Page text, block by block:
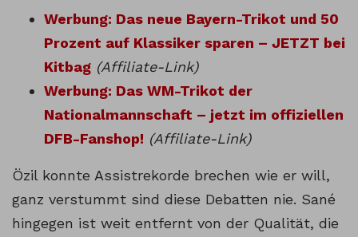
Werbung: Das neue Bayern-Trikot und 50
Prozent auf Klassiker sparen – JETZT bei
Kitbag (Affiliate-Link)
Werbung: Das WM-Trikot der
Nationalmannschaft – jetzt im offiziellen
DFB-Fanshop! (Affiliate-Link)
Özil konnte Assistrekorde brechen wie er will,
ganz verstummt sind diese Debatten nie. Sané
hingegen ist weit entfernt von der Qualität, die